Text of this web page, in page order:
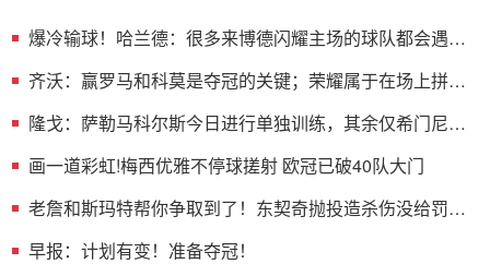
爆冷输球！哈兰德：很多来博德闪耀主场的球队都会遇到
齐沃：赢罗马和科莫是夺冠的关键；荣耀属于在场上拼搏
隆戈：萨勒马科尔斯今日进行单独训练，其余仅希门尼斯
画一道彩虹!梅西优雅不停球搓射 欧冠已破40队大门
老詹和斯玛特帮你争取到了！东契奇抛投造杀伤没给罚球
早报：计划有变！准备夺冠！